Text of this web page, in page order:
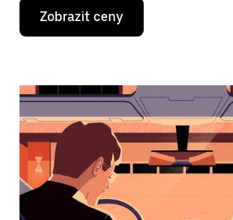
Stisknutím
klávesy
se
kalendář
vybrat
datum.
Stisknutím
klávesy
Esc
zavřeš
kalendář.
Zobrazit ceny